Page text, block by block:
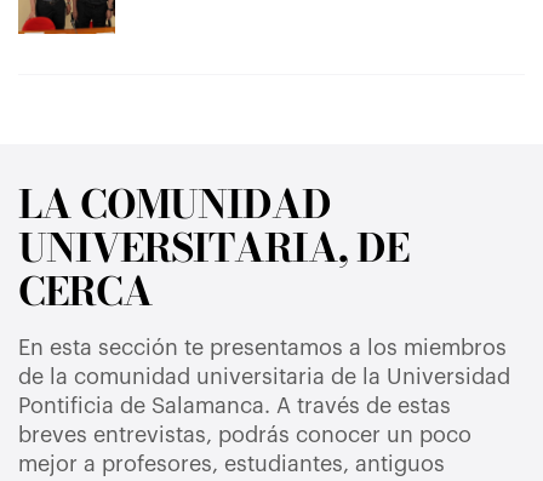
LA COMUNIDAD
UNIVERSITARIA, DE
CERCA
En esta sección te presentamos a los miembros
de la comunidad universitaria de la Universidad
Pontificia de Salamanca. A través de estas
breves entrevistas, podrás conocer un poco
mejor a profesores, estudiantes, antiguos